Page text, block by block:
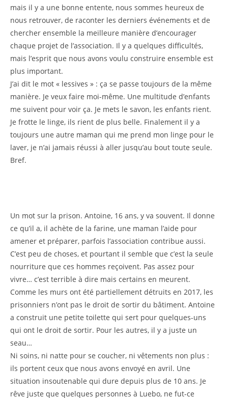
mais il y a une bonne entente, nous sommes heureux de
nous retrouver, de raconter les derniers événements et de
chercher ensemble la meilleure manière d’encourager
chaque projet de l’association. Il y a quelques difficultés,
mais l’esprit que nous avons voulu construire ensemble est
plus important.
J’ai dit le mot « lessives » : ça se passe toujours de la même
manière. Je veux faire moi-même. Une multitude d’enfants
me suivent pour voir ça. Je mets le savon, les enfants rient.
Je frotte le linge, ils rient de plus belle. Finalement il y a
toujours une autre maman qui me prend mon linge pour le
laver, je n’ai jamais réussi à aller jusqu’au bout toute seule.
Bref.
Un mot sur la prison. Antoine, 16 ans, y va souvent. Il donne
ce qu’il a, il achète de la farine, une maman l’aide pour
amener et préparer, parfois l’association contribue aussi.
C’est peu de choses, et pourtant il semble que c’est la seule
nourriture que ces hommes reçoivent. Pas assez pour
vivre… c’est terrible à dire mais certains en meurent.
Comme les murs ont été partiellement détruits en 2017, les
prisonniers n’ont pas le droit de sortir du bâtiment. Antoine
a construit une petite toilette qui sert pour quelques-uns
qui ont le droit de sortir. Pour les autres, il y a juste un
seau…
Ni soins, ni natte pour se coucher, ni vêtements non plus :
ils portent ceux que nous avons envoyé en avril. Une
situation insoutenable qui dure depuis plus de 10 ans. Je
rêve juste que quelques personnes à Luebo, ne fut-ce